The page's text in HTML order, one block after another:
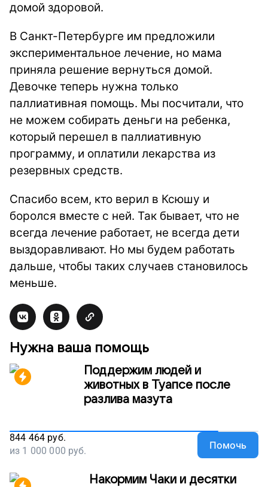
домой здоровой.
В Санкт-Петербурге им предложили
экспериментальное лечение, но мама
приняла решение вернуться домой.
Девочке теперь нужна только
паллиативная помощь. Мы посчитали, что
не можем собирать деньги на ребенка,
который перешел в паллиативную
программу, и оплатили лекарства из
резервных средств.
Спасибо всем, кто верил в Ксюшу и
боролся вместе с ней. Так бывает, что не
всегда лечение работает, не всегда дети
выздоравливают. Но мы будем работать
дальше, чтобы таких случаев становилось
меньше.
Нужна ваша помощь
Поддержим людей и
животных в Туапсе после
разлива мазута
844 464 руб.
из 1 000 000 руб. Помочь
Накормим Чаки и десятки